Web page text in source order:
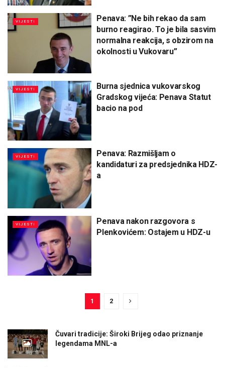
VIJESTI
Penava: ”Ne bih rekao da sam
burno reagirao. To je bila sasvim
normalna reakcija, s obzirom na
okolnosti u Vukovaru”
VIJESTI
Burna sjednica vukovarskog
Gradskog vijeća: Penava Statut
bacio na pod
VIJESTI
Penava: Razmišljam o
kandidaturi za predsjednika HDZ-
a
VIJESTI
Penava nakon razgovora s
Plenkovićem: Ostajem u HDZ-u
1 2
Čuvari tradicije: Široki Brijeg odao priznanje
legendama MNL-a